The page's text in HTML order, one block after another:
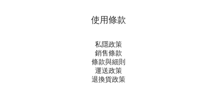
使用條款
私隱政策
銷售條款
條款與細則
運送政策
退換貨政策